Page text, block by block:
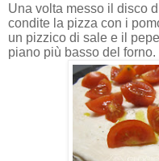
Una volta messo il disco
condite la pizza con i
un pizzico di sale e il
piano più basso del forno.